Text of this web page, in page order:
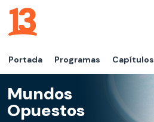
Portada Programas Capítulos
Mundos
Opuestos